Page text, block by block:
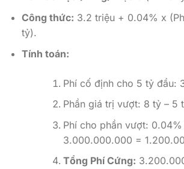
Công thức: 3.2 triệu + 0.04% x
tỷ).
Tính toán:
Phí cố định cho 5 tỷ đầu:
Phần giá trị vượt: 8 tỷ – 5
Phí cho phần vượt: 0.04%
3.000.000.000 =
Tổng Phí Cứng: